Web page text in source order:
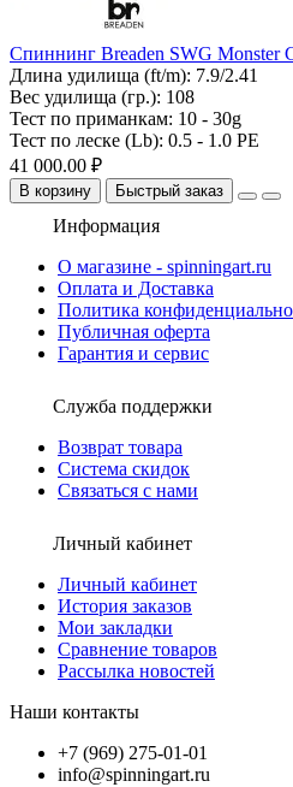
Спиннинг Breaden SWG Monster
Длина удилища (ft/m): 7.9/2.41
Вес удилища (гр.): 108
Тест по приманкам: 10 - 30g
Тест по леске (Lb): 0.5 - 1.0 PE
41 000.00 ₽
В корзину Быстрый заказ
Информация
О магазине - spinningart.ru
Оплата и Доставка
Политика
Публичная оферта
Гарантия и сервис
Служба поддержки
Возврат товара
Система скидок
Связаться с нами
Личный кабинет
Личный кабинет
История заказов
Мои закладки
Сравнение товаров
Рассылка новостей
Наши контакты
+7 (969) 275-01-01
info@spinningart.ru